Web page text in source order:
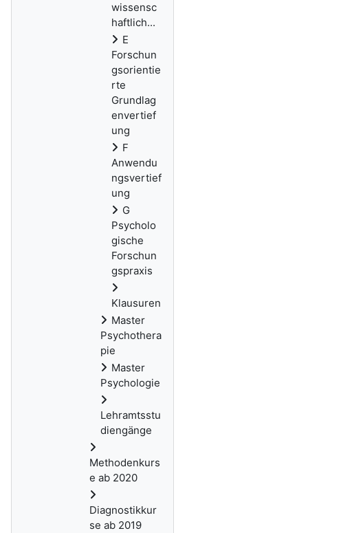
wissensc
haftlich...
E
Forschun
gsorientie
rte
Grundlag
envertief
ung
F
Anwendu
ngsvertief
ung
G
Psycholo
gische
Forschun
gspraxis
Klausuren
Master
Psychothera
pie
Master
Psychologie
Lehramtsstu
diengänge
Methodenkurs
e ab 2020
Diagnostikkur
se ab 2019